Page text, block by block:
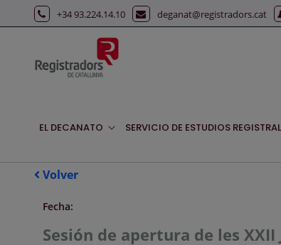
Saltar al contenido principal
+34 93.224.14.10 deganat@registradors.cat
EL DECANATO SERVICIO DE ESTUDIOS
Volver
Fecha:
Sesión de apertura de les